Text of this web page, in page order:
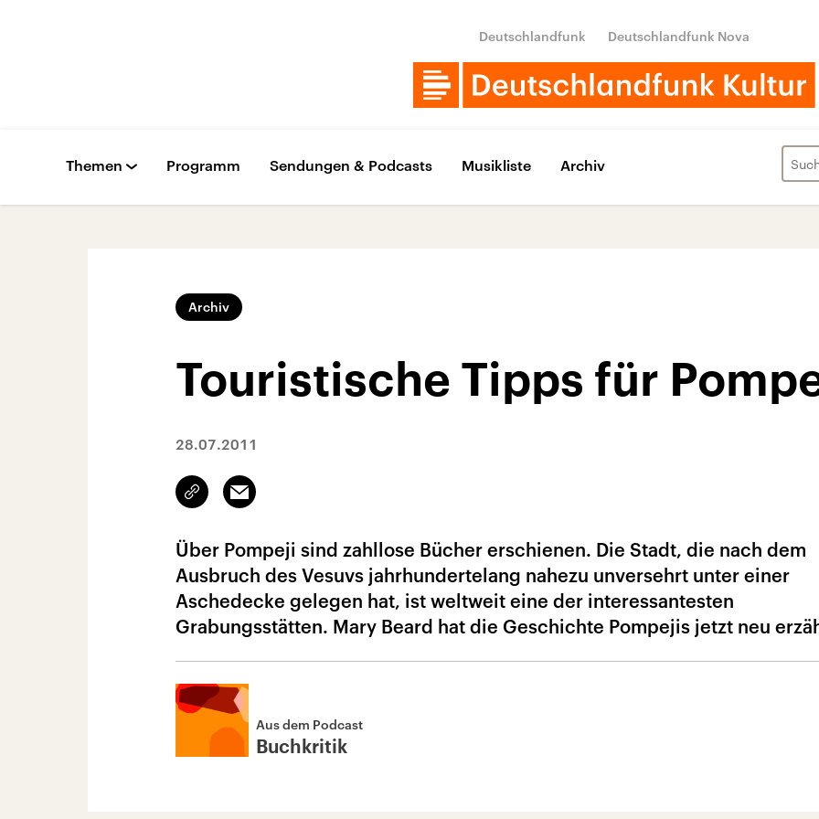
Deutschlandfunk Deutschlandfunk Nova
Themen Programm Sendungen & Podcasts Musikliste Archiv
Archiv
Touristische Tipps für
28.07.2011
Link
kopieren/teilen
Email
Über Pompeji sind zahllose Bücher erschienen. Die Stadt, die nach dem
Ausbruch des Vesuvs jahrhundertelang nahezu unversehrt unter einer
Aschedecke gelegen hat, ist weltweit eine der interessantesten
Grabungsstätten. Mary Beard hat die Geschichte Pompejis jetzt neu
Aus dem Podcast
Buchkritik